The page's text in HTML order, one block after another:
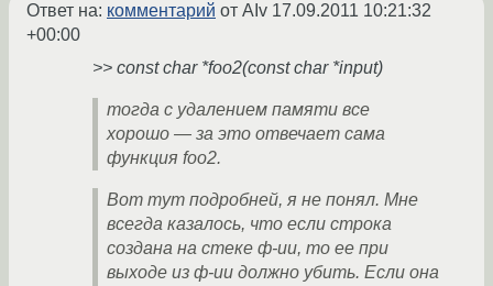
Ответ на: комментарий от AIv 17.09.2011 10:21:32
+00:00
>> const char *foo2(const char *input)
тогда с удалением памяти все
хорошо — за это отвечает сама
функция foo2.
Вот тут подробней, я не понял. Мне
всегда казалось, что если строка
создана на стеке ф-ии, то ее при
выходе из ф-ии должно убить. Если она